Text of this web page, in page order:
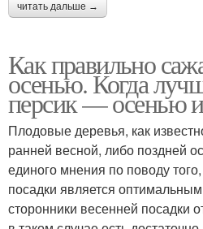
читать дальше →
Как правильно
осенью. Когда
персик — осенью
Плодовые деревья, как
ранней весной, либо поздней
единого мнения по поводу
посадки является
сторонники весенней посадки